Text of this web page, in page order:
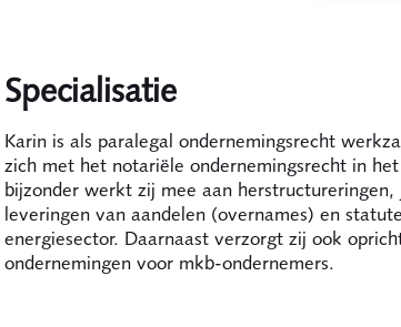
Specialisatie
Karin is als paralegal ondernemingsrecht
zich met het notariële ondernemingsrecht in
bijzonder werkt zij mee aan herstructureringen,
leveringen van aandelen (overnames) en
energiesector. Daarnaast verzorgt zij ook
ondernemingen voor mkb-ondernemers.